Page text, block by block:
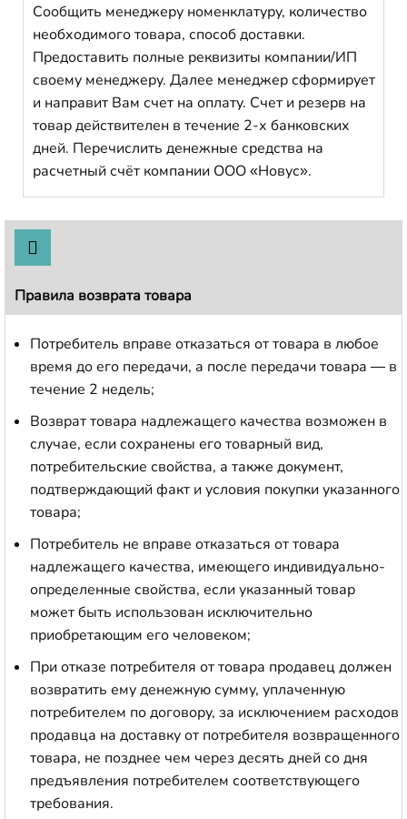
Сообщить менеджеру номенклатуру, количество
необходимого товара, способ доставки.
Предоставить полные реквизиты компании/ИП
своему менеджеру. Далее менеджер сформирует
и направит Вам счет на оплату. Счет и резерв на
товар действителен в течение 2-х банковских
дней. Перечислить денежные средства на
расчетный счёт компании ООО «Новус».
Правила возврата товара
Потребитель вправе отказаться от товара в любое
время до его передачи, а после передачи товара — в
течение 2 недель;
Возврат товара надлежащего качества возможен в
случае, если сохранены его товарный вид,
потребительские свойства, а также документ,
подтверждающий факт и условия покупки указанного
товара;
Потребитель не вправе отказаться от товара
надлежащего качества, имеющего индивидуально-
определенные свойства, если указанный товар
может быть использован исключительно
приобретающим его человеком;
При отказе потребителя от товара продавец должен
возвратить ему денежную сумму, уплаченную
потребителем по договору, за исключением расходов
продавца на доставку от потребителя возвращенного
товара, не позднее чем через десять дней со дня
предъявления потребителем соответствующего
требования.